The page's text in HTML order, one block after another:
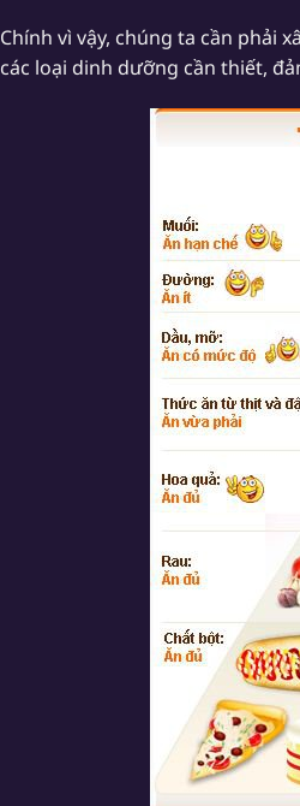
Chính vì vậy, chúng ta cần phải
các loại dinh dưỡng cần thiết,